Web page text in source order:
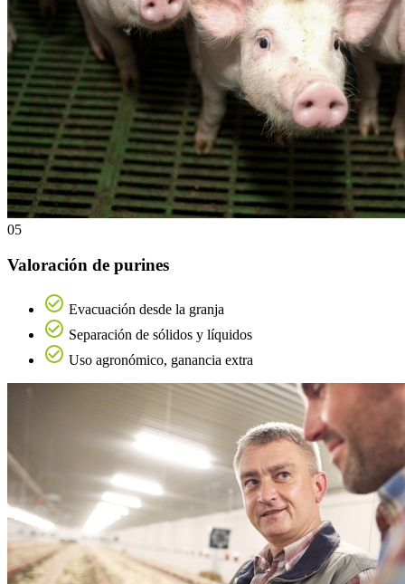
05
Valoración de purines
Evacuación desde la granja
Separación de sólidos y líquidos
Uso agronómico, ganancia extra